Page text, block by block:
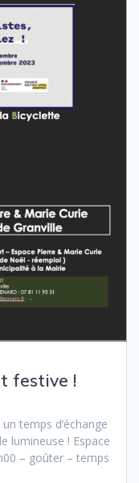
festive !
temps d’échange
lumineuse ! Espace
– goûter – temps